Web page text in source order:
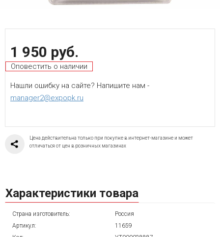
1 950 руб.
Оповестить о наличии
Нашли ошибку на сайте? Напишите нам -
manager2@expopk.ru
Цена действительна только при покупке в интернет-магазине и может
отличаться от цен в розничных магазинах
Характеристики товара
Страна изготовитель:
Россия
Артикул:
11659